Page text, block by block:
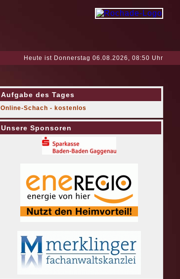
Heute ist Donnerstag 06.08.2026, 08:50 Uhr
Aufgabe des Tages
Online-Schach - kostenlos
Unsere Sponsoren